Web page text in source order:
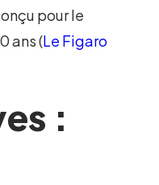
pour le
ans (Le Figaro
: